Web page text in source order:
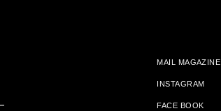
MAIL MAGAZINE
INSTAGRAM
FACE BOOK